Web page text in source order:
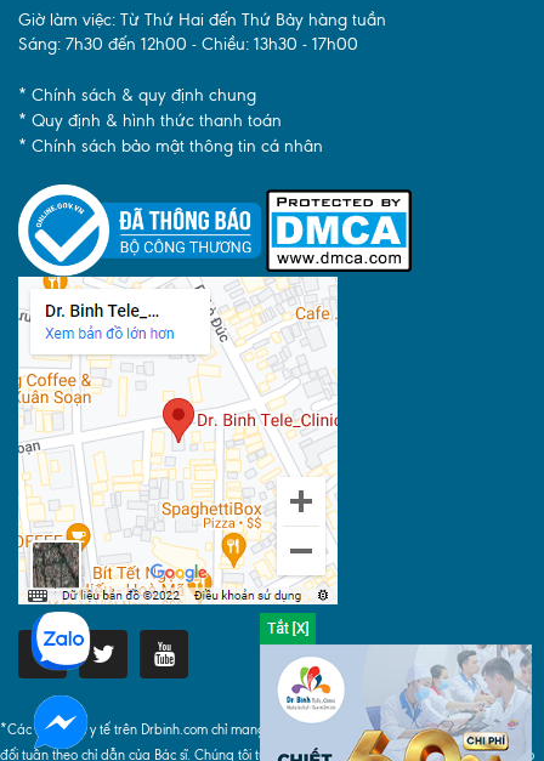
Giờ làm việc: Từ Thứ Hai đến Thứ Bảy hàng tuần
Sáng: 7h30 đến 12h00 - Chiều: 13h30 - 17h00
* Chính sách & quy định chung
* Quy định & hình thức thanh toán
* Chính sách bảo mật thông tin cá nhân
*Các thông tin y tế trên Drbinh.com chỉ mang tính chất tham khảo, khi áp dụng phải tuyệt
đối tuân theo chỉ dẫn của Bác sĩ. Chúng tôi tuyệt đối không chịu bất cứ trách nhiệm nào do